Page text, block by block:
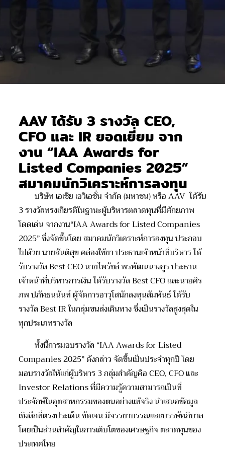
AAV ได้รับ 3 รางวัล CEO,
CFO และ IR ยอดเยี่ยม จาก
งาน “IAA Awards for
Listed Companies 2025”
สมาคมนักวิเคราะห์การลงทุน
บริษัท เอเชีย เอวิเอชั่น จำกัด (มหาชน) หรือ AAV ได้รับ
3 รางวัลทรงเกียรติในฐานะผู้บริหารตลาดทุนที่มีศักยภาพ
โดดเด่น จากงาน“IAA Awards for Listed Companies
2025” ซึ่งจัดขึ้นโดย สมาคมนักวิเคราะห์การลงทุน ประกอบ
ไปด้วย นายสันติสุข คล่องใช้ยา ประธานเจ้าหน้าที่บริหาร ได้
รับรางวัล Best CEO นายไพรัชล์ พรพัฒนนางกูร ประธาน
เจ้าหน้าที่บริหารการเงิน ได้รับรางวัล Best CFO และนายศิร
ภพ ปภัทธนนันท์ ผู้จัดการอาวุโสนักลงทุนสัมพันธ์ ได้รับ
รางวัล Best IR ในกลุ่มขนส่งเดินทาง ซึ่งเป็นรางวัลสูงสุดใน
ทุกประเภทรางวัล
ทั้งนี้การมอบรางวัล “IAA Awards for Listed
Companies 2025” ดังกล่าว จัดขึ้นเป็นประจำทุกปี โดย
มอบรางวัลให้เเก่ผู้บริหาร 3 กลุ่มสำคัญคือ CEO, CFO และ
Investor Relations ที่มีความรู้ความสามารถเป็นที่
ประจักษ์ในอุตสาหกรรมของตนอย่างเเท้จริง นำเสนอข้อมูล
เชิงลึกที่ตรงประเด็น ชัดเจน มีจรรยาบรรณเเละบรรษัทภิบาล
โดยเป็นส่วนสำคัญในการเติบโตของเศรษฐกิจ ตลาดทุนของ
ประเทศไทย